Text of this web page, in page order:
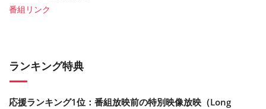
番組リンク
ランキング特典
応援ランキング1位：番組放映前の特別映像放映（Long